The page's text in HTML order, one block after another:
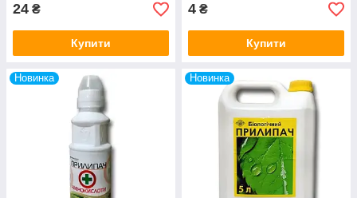
24 ₴
Купити
4 ₴
Купити
Новинка Новинка